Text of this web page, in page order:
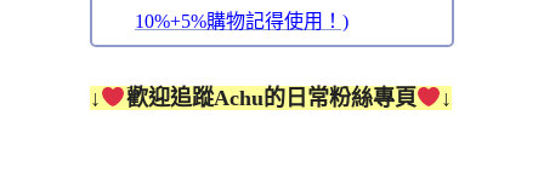
10%+5%購物記得使用！)
↓ 歡迎追蹤Achu的日常粉絲專頁 ↓